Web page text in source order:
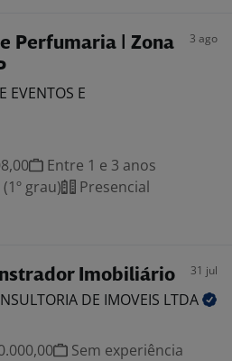
Perfumaria | Zona
3 ago
EVENTOS E
Entre 1 e 3 anos
grau)
Presencial
Imobiliário 31 jul
DE IMOVEIS LTDA
Sem experiência